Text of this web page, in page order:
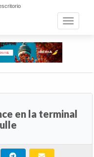
Toggle
en la terminal